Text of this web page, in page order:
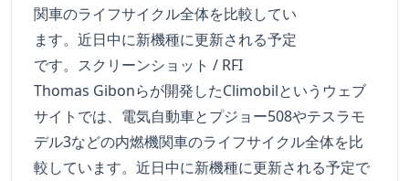
Thomas Gibonらが開発したClimobilというウェブ
サイトでは、電気自動車とプジョー508やテスラモ
デル3などの内燃機関車のライフサイクル全体を比
較しています。近日中に新機種に更新される予定で